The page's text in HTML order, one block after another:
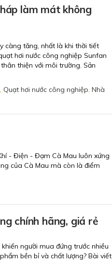
làm mát không
càng tăng, nhất là khi thời tiết
hơi nước công nghiệp Sunfan
thiện với môi trường. Sản
, Quạt hơi nước công nghiệp, Nhà
- Điện - Đạm Cà Mau luôn xứng
của Cà Mau mà còn là điểm
chính hãng, giá rẻ
người mua đứng trước nhiều
bền bỉ và chất lượng? Bài viết